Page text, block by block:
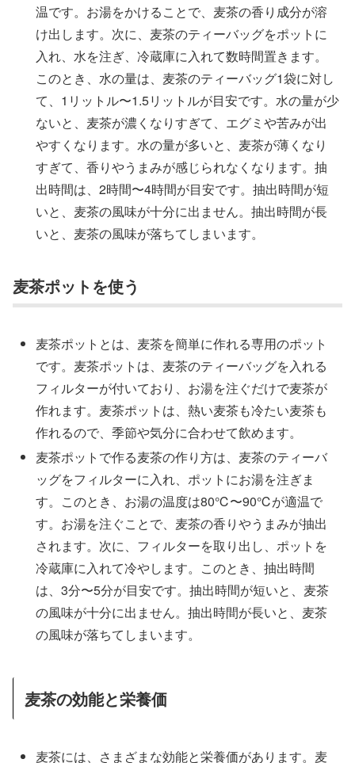
温です。お湯をかけることで、麦茶の香り成分が溶
け出します。次に、麦茶のティーバッグをポットに
入れ、水を注ぎ、冷蔵庫に入れて数時間置きます。
このとき、水の量は、麦茶のティーバッグ1袋に対し
て、1リットル〜1.5リットルが目安です。水の量が少
ないと、麦茶が濃くなりすぎて、エグミや苦みが出
やすくなります。水の量が多いと、麦茶が薄くなり
すぎて、香りやうまみが感じられなくなります。抽
出時間は、2時間〜4時間が目安です。抽出時間が短
いと、麦茶の風味が十分に出ません。抽出時間が長
いと、麦茶の風味が落ちてしまいます。
麦茶ポットを使う
麦茶ポットとは、麦茶を簡単に作れる専用のポット
です。麦茶ポットは、麦茶のティーバッグを入れる
フィルターが付いており、お湯を注ぐだけで麦茶が
作れます。麦茶ポットは、熱い麦茶も冷たい麦茶も
作れるので、季節や気分に合わせて飲めます。
麦茶ポットで作る麦茶の作り方は、麦茶のティーバ
ッグをフィルターに入れ、ポットにお湯を注ぎま
す。このとき、お湯の温度は80℃〜90℃が適温で
す。お湯を注ぐことで、麦茶の香りやうまみが抽出
されます。次に、フィルターを取り出し、ポットを
冷蔵庫に入れて冷やします。このとき、抽出時間
は、3分〜5分が目安です。抽出時間が短いと、麦茶
の風味が十分に出ません。抽出時間が長いと、麦茶
の風味が落ちてしまいます。
麦茶の効能と栄養価
麦茶には、さまざまな効能と栄養価があります。麦